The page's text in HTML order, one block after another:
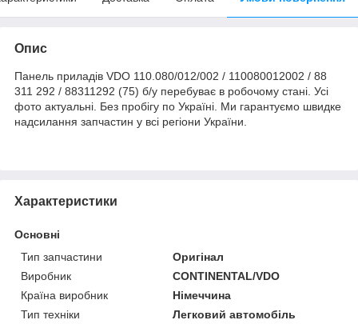
Опис
Панель приладів VDO 110.080/012/002 / 110080012002 / 88
311 292 / 88311292 (75) б/у перебуває в робочому стані. Усі
фото актуальні. Без пробігу по Україні. Ми гарантуємо швидке
надсилання запчастин у всі регіони України.
Характеристики
Основні
Тип запчастини
Оригінал
Виробник
CONTINENTAL/VDO
Країна виробник
Німеччина
Тип техніки
Легковий автомобіль